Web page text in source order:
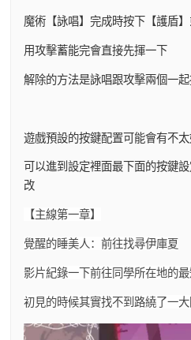
魔術【詠唱】完成時按下【護盾
用攻擊蓄能完會直接先揮一下
解除的方法是詠唱跟攻擊兩個一
遊戲預設的按鍵配置可能會有不
可以進到設定裡面最下面的按鍵
改
【主線第一章】
覺醒的睡美人：前往找尋伊庫夏
影片紀錄一下前往同學所在地的
初見的時候其實找不到路繞了一大